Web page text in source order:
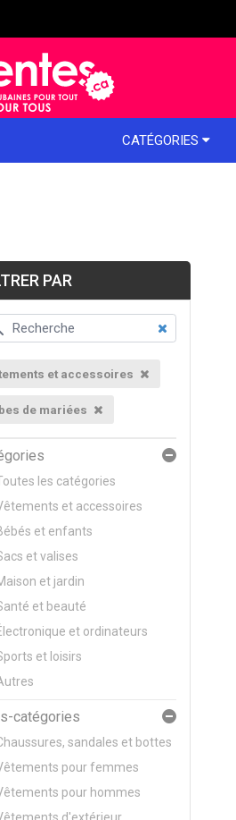
CATÉGORIES
PAR
et accessoires
de mariées
les catégories
et accessoires
et enfants
et valises
et jardin
et beauté
et ordinateurs
et loisirs
catégories
sandales et bottes
pour femmes
pour hommes